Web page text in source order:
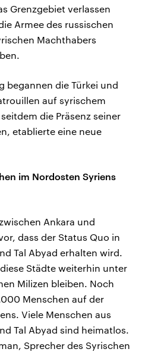
Grenzgebiet verlassen
Armee des russischen
Machthabers
begannen die Türkei und
auf syrischem
die Präsenz seiner
etablierte eine neue
im Nordosten Syriens
Ankara und
dass der Status Quo in
Tal Abyad erhalten wird.
Städte weiterhin unter
Milizen bleiben. Noch
Menschen auf der
Viele Menschen aus
Tal Abyad sind heimatlos.
Sprecher des Syrischen